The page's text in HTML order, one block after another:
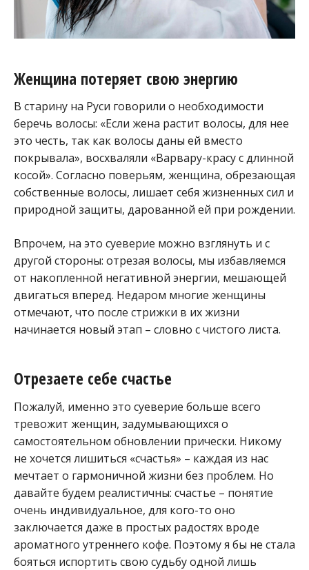
Женщина потеряет свою энергию
В старину на Руси говорили о необходимости
беречь волосы: «Если жена растит волосы, для нее
это честь, так как волосы даны ей вместо
покрывала», восхваляли «Варвару-красу с длинной
косой». Согласно поверьям, женщина, обрезающая
собственные волосы, лишает себя жизненных сил и
природной защиты, дарованной ей при рождении.
Впрочем, на это суеверие можно взглянуть и с
другой стороны: отрезая волосы, мы избавляемся
от накопленной негативной энергии, мешающей
двигаться вперед. Недаром многие женщины
отмечают, что после стрижки в их жизни
начинается новый этап – словно с чистого листа.
Отрезаете себе счастье
Пожалуй, именно это суеверие больше всего
тревожит женщин, задумывающихся о
самостоятельном обновлении прически. Никому
не хочется лишиться «счастья» – каждая из нас
мечтает о гармоничной жизни без проблем. Но
давайте будем реалистичны: счастье – понятие
очень индивидуальное, для кого-то оно
заключается даже в простых радостях вроде
ароматного утреннего кофе. Поэтому я бы не стала
бояться испортить свою судьбу одной лишь